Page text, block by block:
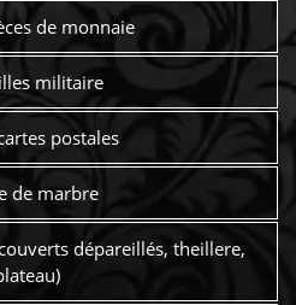
de monnaie
militaire
postales
de marbre
dépareillés, theillere,